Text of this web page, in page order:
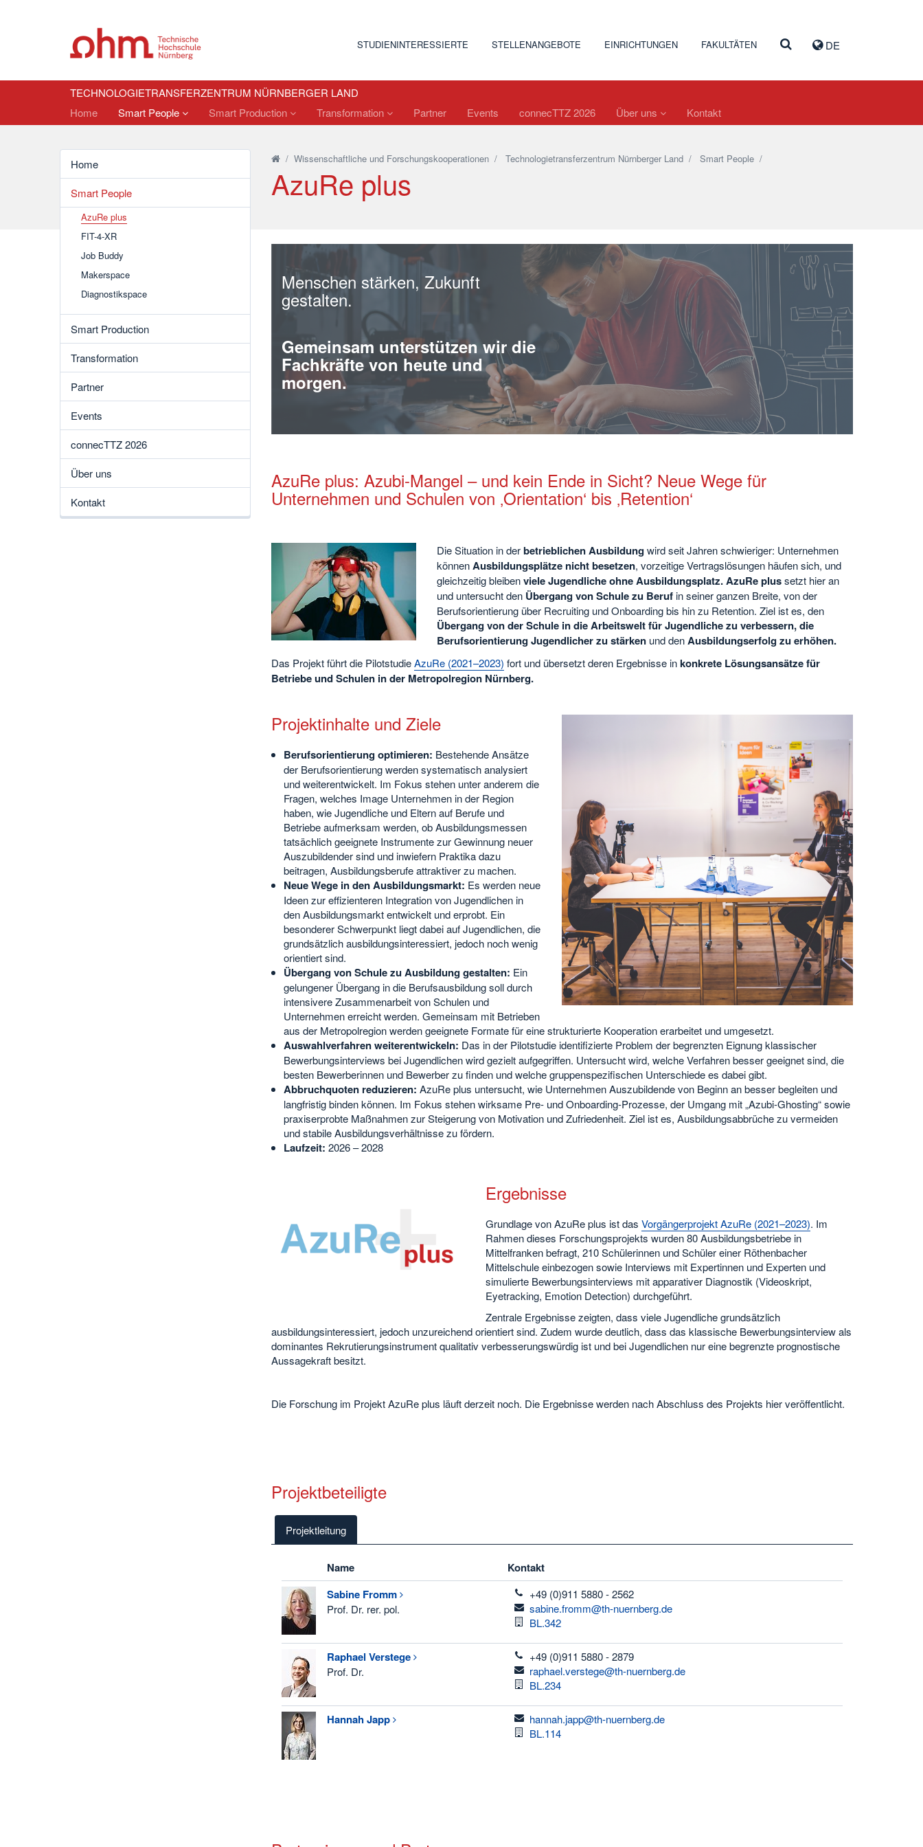
DE
STUDIENINTERESSIERTE STELLENANGEBOTE EINRICHTUNGEN FAKULTÄTEN
TECHNOLOGIETRANSFERZENTRUM NÜRNBERGER LAND
Home
Smart People Smart Production Transformation Partner Events connecTTZ 2026 Über uns Kontakt
Home
Smart People
AzuRe plus
FIT-4-XR
Job Buddy
Makerspace
Diagnostikspace
Smart Production
Transformation
Partner
Events
connecTTZ 2026
Über uns
Kontakt
/ Wissenschaftliche und Forschungskooperationen/ Technologietransferzentrum Nürnberger Land/ Smart People/
AzuRe plus
Menschen stärken, Zukunft
gestalten.
Gemeinsam unterstützen wir die
Fachkräfte von heute und
morgen.
AzuRe plus: Azubi-Mangel – und kein Ende in Sicht? Neue Wege für
Unternehmen und Schulen von ‚Orientation‘ bis ‚Retention‘
Die Situation in derbetrieblichen Ausbildungwird seit Jahren schwieriger: Unternehmen
könnenAusbildungsplätze nicht besetzen, vorzeitige Vertragslösungen häufen sich, und
gleichzeitig bleibenviele Jugendliche ohne Ausbildungsplatz. AzuRe plussetzt hier an
und untersucht den Übergang von Schule zu Berufin seiner ganzen Breite, von der
Berufsorientierung über Recruiting und Onboarding bis hin zu Retention. Ziel ist es, den
Übergang von der Schule in die Arbeitswelt für Jugendliche zu verbessern, die
Berufsorientierung Jugendlicher zu stärken und denAusbildungserfolg zu erhöhen.
Das Projekt führt die PilotstudieAzuRe (2021–2023) fort und übersetzt deren Ergebnisse inkonkrete Lösungsansätze für
Betriebe und Schulen in der Metropolregion Nürnberg.
Projektinhalte und Ziele
Berufsorientierung optimieren: Bestehende Ansätze
der Berufsorientierung werden systematisch analysiert
und weiterentwickelt. Im Fokus stehen unter anderem die
Fragen, welches Image Unternehmen in der Region
haben, wie Jugendliche und Eltern auf Berufe und
Betriebe aufmerksam werden, ob Ausbildungsmessen
tatsächlich geeignete Instrumente zur Gewinnung neuer
Auszubildender sind und inwiefern Praktika dazu
beitragen, Ausbildungsberufe attraktiver zu machen.
Neue Wege in den Ausbildungsmarkt: Es werden neue
Ideen zur effizienteren Integration von Jugendlichen in
den Ausbildungsmarkt entwickelt und erprobt. Ein
besonderer Schwerpunkt liegt dabei auf Jugendlichen, die
grundsätzlich ausbildungsinteressiert, jedoch noch wenig
orientiert sind.
Übergang von Schule zu Ausbildung gestalten: Ein
gelungener Übergang in die Berufsausbildung soll durch
intensivere Zusammenarbeit von Schulen und
Unternehmen erreicht werden. Gemeinsam mit Betrieben
aus der Metropolregion werden geeignete Formate für eine strukturierte Kooperation erarbeitet und umgesetzt.
Auswahlverfahren weiterentwickeln: Das in der Pilotstudie identifizierte Problem der begrenzten Eignung klassischer
Bewerbungsinterviews bei Jugendlichen wird gezielt aufgegriffen. Untersucht wird, welche Verfahren besser geeignet sind, die
besten Bewerberinnen und Bewerber zu finden und welche gruppenspezifischen Unterschiede es dabei gibt.
Abbruchquoten reduzieren: AzuRe plus untersucht, wie Unternehmen Auszubildende von Beginn an besser begleiten und
langfristig binden können. Im Fokus stehen wirksame Pre‑ und Onboarding‑Prozesse, der Umgang mit „Azubi‑Ghosting“ sowie
praxiserprobte Maßnahmen zur Steigerung von Motivation und Zufriedenheit. Ziel ist es, Ausbildungsabbrüche zu vermeiden
und stabile Ausbildungsverhältnisse zu fördern.
Laufzeit: 2026 – 2028
Ergebnisse
Grundlage von AzuRe plus ist das Vorgängerprojekt AzuRe (2021–2023). Im
Rahmen dieses Forschungsprojekts wurden 80 Ausbildungsbetriebe in
Mittelfranken befragt, 210 Schülerinnen und Schüler einer Röthenbacher
Mittelschule einbezogen sowie Interviews mit Expertinnen und Experten und
simulierte Bewerbungsinterviews mit apparativer Diagnostik (Videoskript,
Eyetracking, Emotion Detection) durchgeführt.
Zentrale Ergebnisse zeigten, dass viele Jugendliche grundsätzlich
ausbildungsinteressiert, jedoch unzureichend orientiert sind. Zudem wurde deutlich, dass das klassische Bewerbungsinterview als
dominantes Rekrutierungsinstrument qualitativ verbesserungswürdig ist und bei Jugendlichen nur eine begrenzte prognostische
Aussagekraft besitzt.
Die Forschung im Projekt AzuRe plus läuft derzeit noch. Die Ergebnisse werden nach Abschluss des Projekts hier veröffentlicht.
Projektbeteiligte
Projektleitung
Name
Kontakt
Sabine Fromm
Prof. Dr. rer. pol.
telefon
+49 (0)911 5880 - 2562
email
sabine.fromm@th-nuernberg.de
Raum
BL.342
Raphael Verstege
Prof. Dr.
telefon
+49 (0)911 5880 - 2879
email
raphael.verstege@th-nuernberg.de
Raum
BL.234
Hannah Japp email
hannah.japp@th-nuernberg.de
Raum
BL.114